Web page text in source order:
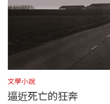
文學小說
逼近死亡的狂奔